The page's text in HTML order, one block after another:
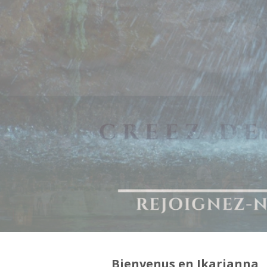
Bienvenus en Ikarianna